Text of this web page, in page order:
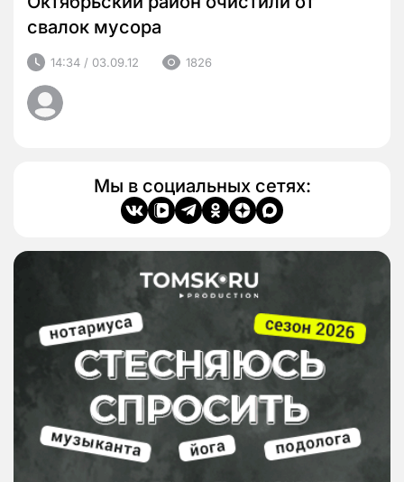
свалок мусора
14:34 / 03.09.12 1826
Мы в социальных сетях: